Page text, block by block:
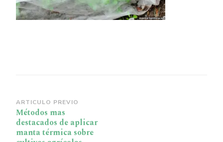
Navegación
de
publicación
ARTICULO PREVIO
Métodos mas
destacados de aplicar
manta térmica sobre